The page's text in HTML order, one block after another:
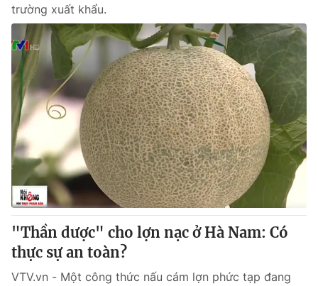
trường xuất khẩu.
"Thần dược" cho lợn nạc ở Hà Nam: Có
thực sự an toàn?
VTV.vn - Một công thức nấu cám lợn phức tạp đang